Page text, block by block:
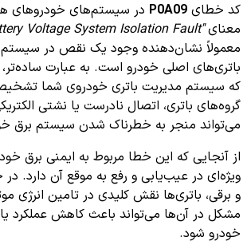
کد خطای P0A09 در سیستم‌های خودروهای
معنای"Battery Voltage System Isolation Fault"
معمولاً نشان‌دهنده وجود یک نقص در سیستم
باتری‌های اصلی خودرو است. به عبارت
که سیستم مدیریت باتری خودروی شما
گروه‌های باتری، اتصال نادرست یا نشتی
می‌تواند منجر به خطرناک شدن سیستم برق
از آنجایی که این خطا مربوط به ایمنی برق
ویژه‌ای در عیب‌یابی و رفع به موقع آن دارد.
و برقی، باتری‌ها نقش کلیدی در تامین انرژی
مشکل در آن‌ها می‌تواند باعث کاهش عملکرد یا
خودرو شود.